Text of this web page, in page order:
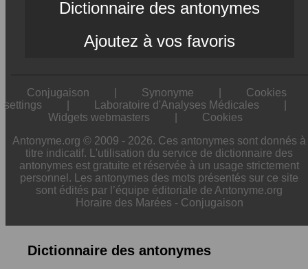
Dictionnaire des antonymes
Ajoutez à vos favoris
Conjugaison Synonyme
Cookies
settings
Laboratoire d'Analyses Médicales
Widgets webmasters
Cookies
Antonyme.org © 2009 - 2026. Ces antonymes sont donnés à
titre indicatif. L'utilisation du service de dictionnaire des
antonymes est gratuite et réservée à un usage strictement
personnel. Les antonymes des mots présentés sur ce site
sont édités par l’équipe éditoriale de Antonyme.org
Horaire des Marées - Conjugaison
Dictionnaire des antonymes